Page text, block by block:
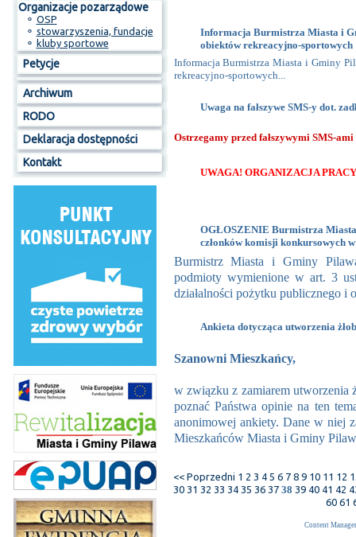
Organizacje pozarządowe
⚬ OSP
⚬ stowarzyszenia, fundacje
⚬ kluby sportowe
Petycje
Archiwum
RODO
Deklaracja dostępności
Kontakt
Informacja Burmistrza Miasta i
obiektów rekreacyjno-sportowych
Informacja Burmistrza Miasta i Gminy
rekreacyjno-sportowych...
Uwaga na fałszywe SMS-y dot.
Ostrzegamy przed fałszywymi SMS-
UWAGA! ORGANIZACJA
OGŁOSZENIE Burmistrza
członków komisji konkursowych
Burmistrz Miasta i Gminy
podmioty wymienione w art. 3
działalności pożytku publicznego i
Ankieta dotycząca utworzenia
Szanowni Mieszkańcy,
w związku z zamiarem utworzenia
poznać Państwa opinie na ten
anonimowej ankiety. Dane w niej
Mieszkańców Miasta i Gminy
<< Poprzedni 1 2 3 4 5 6 7 8 9 10 11 12
30 31 32 33 34 35 36 37 38 39 40 41 42
60 61
Content